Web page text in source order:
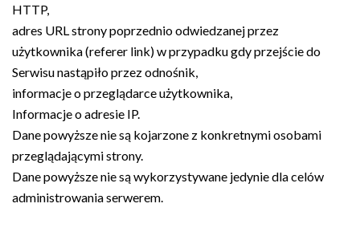
HTTP,
adres URL strony poprzednio odwiedzanej przez
użytkownika (referer link) w przypadku gdy przejście do
Serwisu nastąpiło przez odnośnik,
informacje o przeglądarce użytkownika,
Informacje o adresie IP.
Dane powyższe nie są kojarzone z konkretnymi osobami
przeglądającymi strony.
Dane powyższe nie są wykorzystywane jedynie dla celów
administrowania serwerem.